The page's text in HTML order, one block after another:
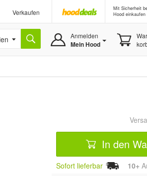
Verkaufen
Mit Sicherheit
Hood einkaufen
Anmelden
Mein Hood
In den
Sofort lieferbar 10+